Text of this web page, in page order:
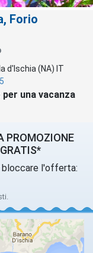
Forio
d'Ischia (NA) IT
una vacanza
PROMOZIONE
bloccare l'offerta: